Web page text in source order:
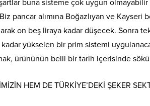
buna sisteme çok uygun
pancar alımına Boğazlıyan ve
on beş liraya kadar düşecek. Sonra
yükselen bir prim sistemi
ürününün belli bir tarih içerisinde
HEM DE TÜRKİYE’DEKİ ŞEKER